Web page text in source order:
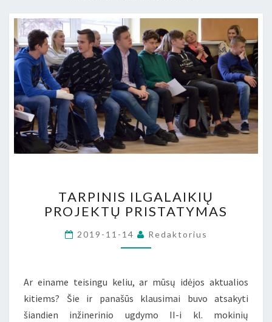
ILGALAIKIŲ
PROJEKTŲ
TARPINIS ILGALAIKIŲ
PROJEKTŲ PRISTATYMAS
2019-11-14 Redaktorius
Ar einame teisingu keliu, ar mūsų idėjos aktualios
kitiems? Šie ir panašūs klausimai buvo atsakyti
šiandien inžinerinio ugdymo II-i kl. mokinių